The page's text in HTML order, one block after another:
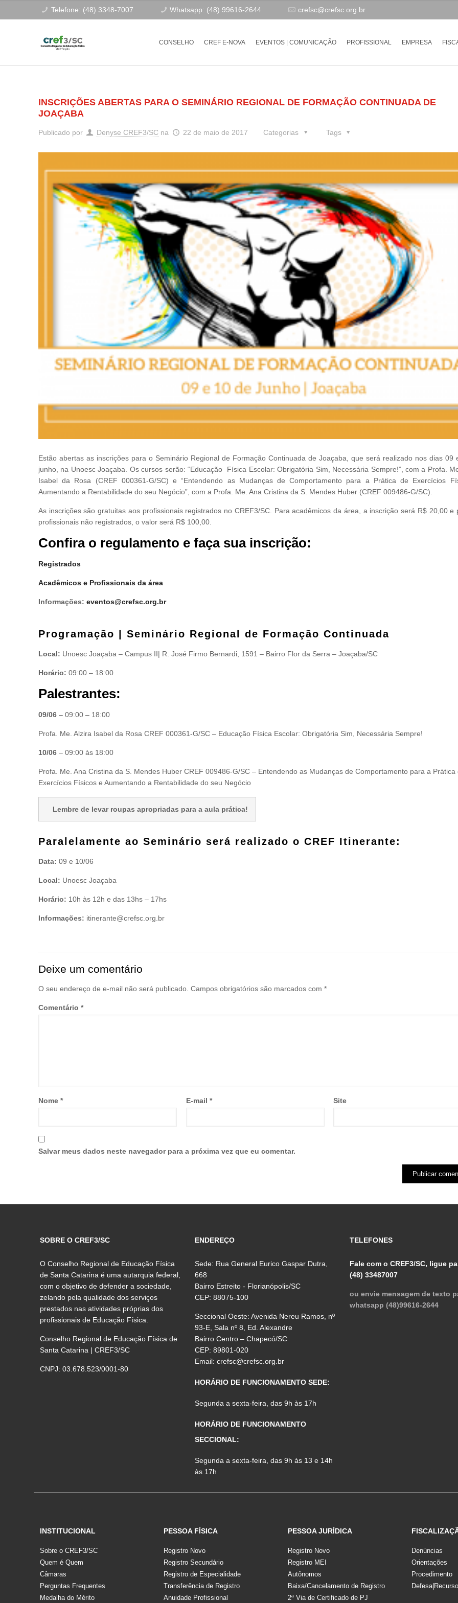
Telefone: (48) 3348-7007 Whatsapp: (48) 99616-2644 crefsc@crefsc.org.br
CONSELHO CREF E-NOVA EVENTOS | COMUNICAÇÃO PROFISSIONAL EMPRESA
INSCRIÇÕES ABERTAS PARA O SEMINÁRIO REGIONAL DE FORMAÇÃO CONTINUADA DE
JOAÇABA
Publicado por Denyse CREF3/SC na 22 de maio de 2017 Categorias Tags
Estão abertas as inscrições para o Seminário Regional de Formação Continuada de Joaçaba, que será realizado nos dias 09
junho, na Unoesc Joaçaba. Os cursos serão: “Educação Física Escolar: Obrigatória Sim, Necessária Sempre!”, com a Profa.
Isabel da Rosa (CREF 000361-G/SC) e “Entendendo as Mudanças de Comportamento para a Prática de Exercícios
Aumentando a Rentabilidade do seu Negócio”, com a Profa. Me. Ana Cristina da S. Mendes Huber (CREF 009486-G/SC).
As inscrições são gratuitas aos profissionais registrados no CREF3/SC. Para acadêmicos da área, a inscrição será R$ 20,00 e
profissionais não registrados, o valor será R$ 100,00.
Confira o regulamento e faça sua inscrição:
Registrados
Acadêmicos e Profissionais da área
Informações: eventos@crefsc.org.br
Programação | Seminário Regional de Formação Continuada
Local: Unoesc Joaçaba – Campus II| R. José Firmo Bernardi, 1591 – Bairro Flor da Serra – Joaçaba/SC
Horário: 09:00 – 18:00
Palestrantes:
09/06– 09:00 – 18:00
Profa. Me. Alzira Isabel da Rosa CREF 000361-G/SC – Educação Física Escolar: Obrigatória Sim, Necessária Sempre!
10/06– 09:00 às 18:00
Profa. Me. Ana Cristina da S. Mendes Huber CREF 009486-G/SC – Entendendo as Mudanças de Comportamento para a Prática
Exercícios Físicos e Aumentando a Rentabilidade do seu Negócio
Lembre de levar roupas apropriadas para a aula prática!
Paralelamente ao Seminário será realizado o CREF Itinerante:
Data: 09 e 10/06
Local: Unoesc Joaçaba
Horário: 10h às 12h e das 13hs – 17hs
Informações: itinerante@crefsc.org.br
Deixe um comentário
O seu endereço de e-mail não será publicado. Campos obrigatórios são marcados com *
Comentário *
Nome * E-mail * Site
Salvar meus dados neste navegador para a próxima vez que eu comentar.
SOBRE O CREF3/SC
O Conselho Regional de Educação Física
de Santa Catarina é uma autarquia federal,
com o objetivo de defender a sociedade,
zelando pela qualidade dos serviços
prestados nas atividades próprias dos
profissionais de Educação Física.
Conselho Regional de Educação Física de
Santa Catarina | CREF3/SC
CNPJ: 03.678.523/0001-80
ENDEREÇO
Sede: Rua General Eurico Gaspar Dutra,
668
Bairro Estreito - Florianópolis/SC
CEP: 88075-100
Seccional Oeste: Avenida Nereu Ramos, nº
93-E, Sala nº 8, Ed. Alexandre
Bairro Centro – Chapecó/SC
CEP: 89801-020
Email:crefsc@crefsc.org.br
HORÁRIO DE FUNCIONAMENTO SEDE:
Segunda a sexta-feira, das 9h às 17h
HORÁRIO DE FUNCIONAMENTO
SECCIONAL:
Segunda a sexta-feira, das 9h às 13 e 14h
às 17h
TELEFONES
Fale com o CREF3/SC, ligue
(48) 33487007
ou envie mensagem de texto
whatsapp (48)99616-2644
INSTITUCIONAL
Sobre o CREF3/SC
Quem é Quem
Câmaras
Perguntas Frequentes
Medalha do Mérito
PESSOA FÍSICA
Registro Novo
Registro Secundário
Registro de Especialidade
Transferência de Registro
Anuidade Profissional
PESSOA JURÍDICA
Registro Novo
Registro MEI
Autônomos
Baixa/Cancelamento de Registro
2ª Via de Certificado de PJ
Denúncias
Orientações
Procedimento